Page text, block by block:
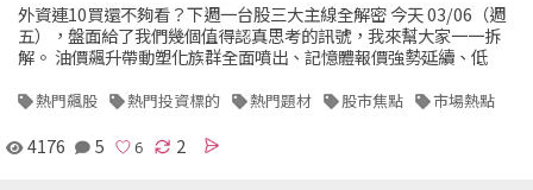
外資連10買還不夠看？下週一台股三大主線全解密 今天 03/06（週
五），盤面給了我們幾個值得認真思考的訊號，我來幫大家一一拆
解。 油價飆升帶動塑化族群全面噴出、記憶體報價強勢延續、低
熱門飆股 熱門投資標的 熱門題材 股市焦點 市場熱點
4176 5 2